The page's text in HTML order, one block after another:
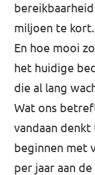
miljoen te kort.
En hoe mooi
het huidige
die al lang
Wat ons
vandaan
beginnen met
per jaar aan